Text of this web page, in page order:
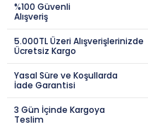
%100 Güvenli
Alışveriş
5.000TL Üzeri Alışverişlerinizde
Ücretsiz Kargo
Yasal Süre ve Koşullarda
İade Garantisi
3 Gün İçinde Kargoya
Teslim